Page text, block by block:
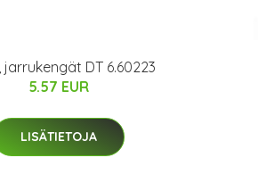
jarrukengät DT 6.60223
5.57 EUR
LISÄTIETOJA